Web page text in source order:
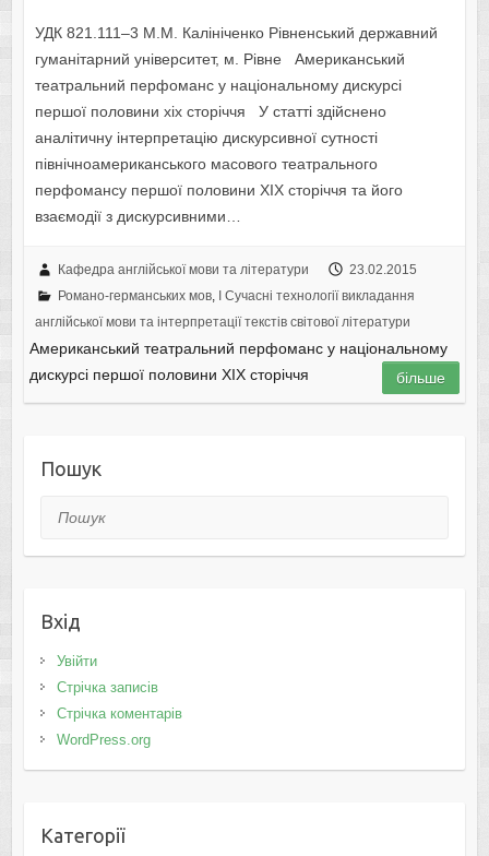
УДК 821.111–3 М.М. Калініченко Рівненський державний
гуманітарний університет, м. Рівне Американський
театральний перфоманс у національному дискурсі
першої половини хіх сторіччя У статті здійснено
аналітичну інтерпретацію дискурсивної сутності
північноамериканського масового театрального
перфомансу першої половини XIX сторіччя та його
взаємодії з дискурсивними…
Кафедра англійської мови та літератури
23.02.2015
Романо-германських мов,
I Cучасні технології викладання
англійської мови та інтерпретації текстів світової літератури
Американський театральний перфоманс у національному
дискурсі першої половини ХIX сторіччя
більше
Пошук
Пошук
Вхід
Увійти
Стрічка записів
Стрічка коментарів
WordPress.org
Категорії